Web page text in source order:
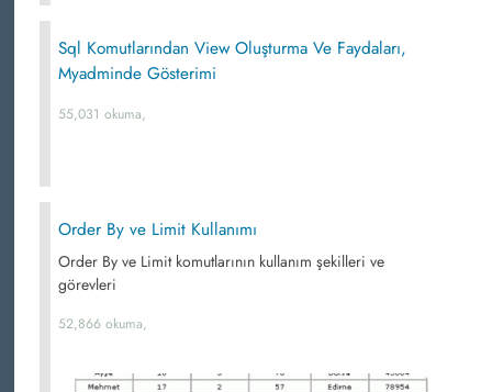
Sql Komutlarından View Oluşturma Ve Faydaları,
Myadminde Gösterimi
55,031 okuma,
Order By ve Limit Kullanımı
Order By ve Limit komutlarının kullanım şekilleri ve
görevleri
52,866 okuma,